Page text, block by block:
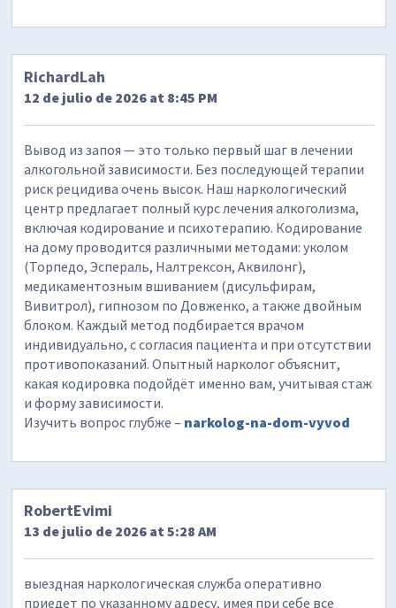
RichardLah
12 de julio de 2026 at 8:45 PM
Вывод из запоя — это только первый шаг в лечении
алкогольной зависимости. Без последующей терапии
риск рецидива очень высок. Наш наркологический
центр предлагает полный курс лечения алкоголизма,
включая кодирование и психотерапию. Кодирование
на дому проводится различными методами: уколом
(Торпедо, Эспераль, Налтрексон, Аквилонг),
медикаментозным вшиванием (дисульфирам,
Вивитрол), гипнозом по Довженко, а также двойным
блоком. Каждый метод подбирается врачом
индивидуально, с согласия пациента и при отсутствии
противопоказаний. Опытный нарколог объяснит,
какая кодировка подойдёт именно вам, учитывая стаж
и форму зависимости.
Изучить вопрос глубже – narkolog-na-dom-vyvod
RobertEvimi
13 de julio de 2026 at 5:28 AM
выездная наркологическая служба оперативно
приедет по указанному адресу, имея при себе все